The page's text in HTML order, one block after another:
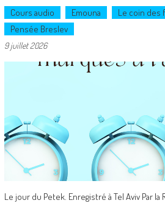
Cours audio Emouna Le coin des
Pensée Breslev
9 juillet 2026
Le jour du Petek. Enregistré à Tel Aviv Par la